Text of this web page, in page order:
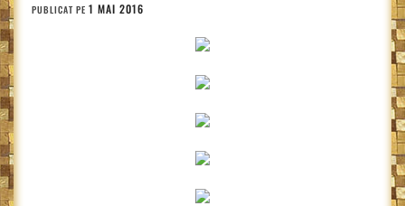
PUBLICAT PE 1 MAI 2016